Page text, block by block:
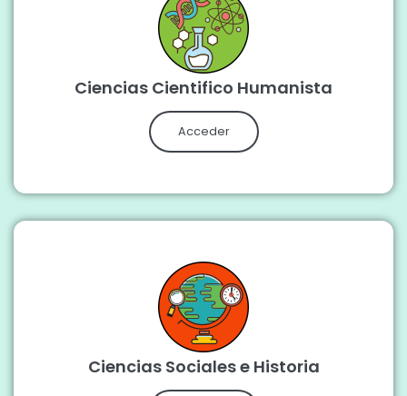
Ciencias Cientifico Humanista
Acceder
Ciencias Sociales e Historia